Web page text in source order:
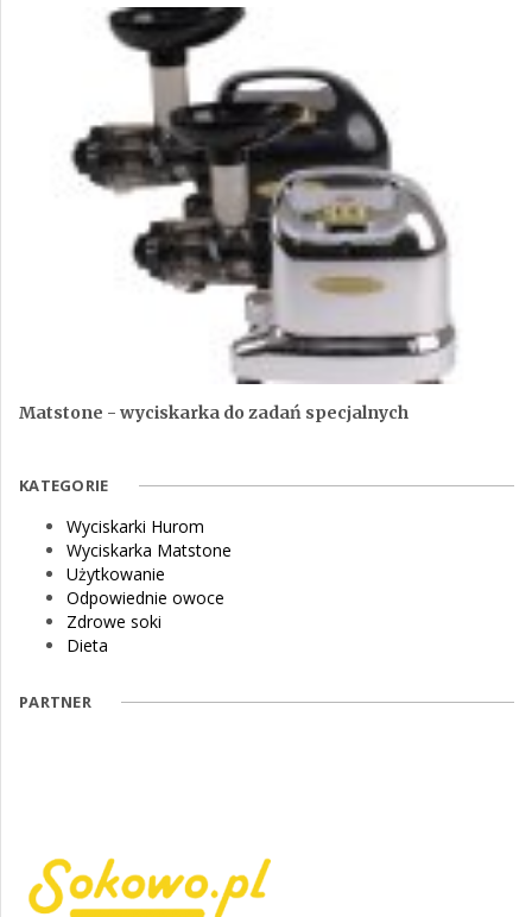
Matstone - wyciskarka do zadań specjalnych
KATEGORIE
Wyciskarki Hurom
Wyciskarka Matstone
Użytkowanie
Odpowiednie owoce
Zdrowe soki
Dieta
PARTNER